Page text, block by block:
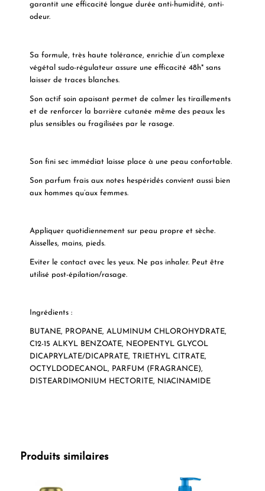
garantit une efficacité longue durée anti-humidité, anti-
odeur.
Sa formule, très haute tolérance, enrichie d’un complexe
végétal sudo-régulateur assure une efficacité 48h* sans
laisser de traces blanches.
Son actif soin apaisant permet de calmer les tiraillements
et de renforcer la barrière cutanée même des peaux les
plus sensibles ou fragilisées par le rasage.
Son fini sec immédiat laisse place à une peau confortable.
Son parfum frais aux notes hespéridés convient aussi bien
aux hommes qu’aux femmes.
Appliquer quotidiennement sur peau propre et sèche.
Aisselles, mains, pieds.
Eviter le contact avec les yeux. Ne pas inhaler. Peut être
utilisé post-épilation/rasage.
Ingrédients:
BUTANE, PROPANE, ALUMINUM CHLOROHYDRATE,
C12-15 ALKYL BENZOATE, NEOPENTYL GLYCOL
DICAPRYLATE/DICAPRATE, TRIETHYL CITRATE,
OCTYLDODECANOL, PARFUM (FRAGRANCE),
DISTEARDIMONIUM HECTORITE, NIACINAMIDE
Produits similaires